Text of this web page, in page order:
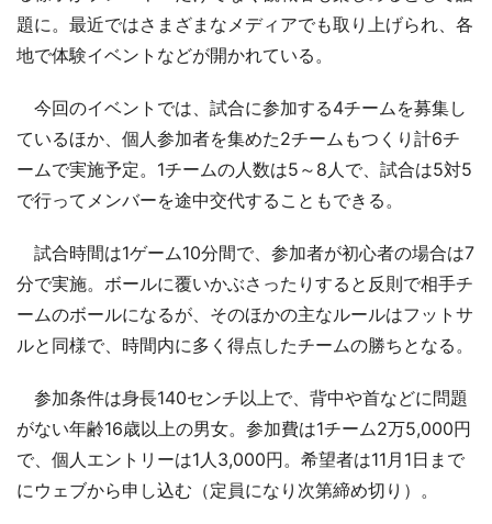
題に。最近ではさまざまなメディアでも取り上げられ、各
地で体験イベントなどが開かれている。
今回のイベントでは、試合に参加する4チームを募集し
ているほか、個人参加者を集めた2チームもつくり計6チ
ームで実施予定。1チームの人数は5～8人で、試合は5対5
で行ってメンバーを途中交代することもできる。
試合時間は1ゲーム10分間で、参加者が初心者の場合は7
分で実施。ボールに覆いかぶさったりすると反則で相手チ
ームのボールになるが、そのほかの主なルールはフットサ
ルと同様で、時間内に多く得点したチームの勝ちとなる。
参加条件は身長140センチ以上で、背中や首などに問題
がない年齢16歳以上の男女。参加費は1チーム2万5,000円
で、個人エントリーは1人3,000円。希望者は11月1日まで
にウェブから申し込む（定員になり次第締め切り）。